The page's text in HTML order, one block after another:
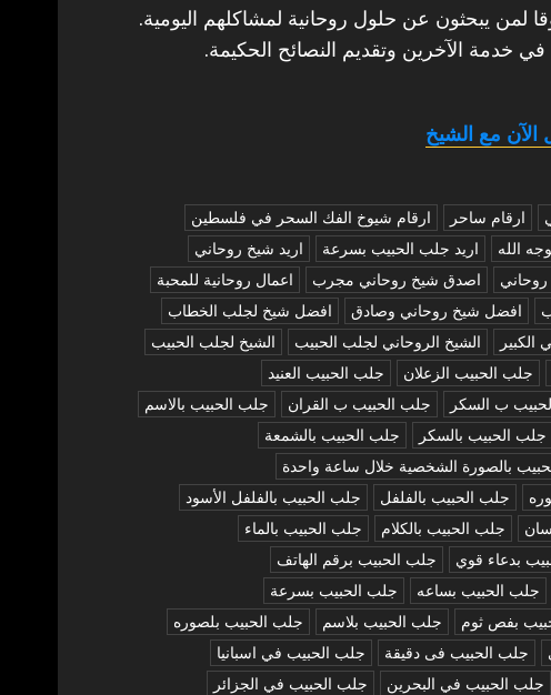
لمن يبحثون عن حلول روحانية لمشاكلهم اليومية.
في خدمة الآخرين وتقديم النصائح الحكيمة.
الآن مع الشيخ
ارقام ساحر
ارقام شيوخ الفك السحر في فلسطين
الله اريد جلب الحبيب بسرعة
اريد شيخ روحاني
اصدق شيخ روحاني مجرب
اعمال روحانية للمحبة
افضل شيخ روحاني وصادق
افضل شيخ لجلب الخطاب
الكبير الشيخ الروحاني لجلب الحبيب
الشيخ لجلب الحبيب
جلب الحبيب الزعلان
جلب الحبيب العنيد
ب السكر جلب الحبيب ب القران
جلب الحبيب بالاسم
جلب الحبيب بالسكر
جلب الحبيب بالشمعة
بالصورة الشخصية خلال ساعة واحدة
جلب الحبيب بالفلفل
جلب الحبيب بالفلفل الأسود
جلب الحبيب بالكلام
جلب الحبيب بالماء
بدعاء قوي
جلب الحبيب برقم الهاتف
جلب الحبيب بساعه
جلب الحبيب بسرعة
بفص ثوم جلب الحبيب بلاسم
جلب الحبيب بلصوره
جلب الحبيب فى دقيقة
جلب الحبيب في اسبانيا
جلب الحبيب في البحرين جلب الحبيب في الجزائر